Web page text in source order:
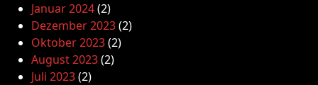
Januar 2024(2)
Dezember 2023(2)
Oktober 2023(2)
August 2023(2)
Juli 2023(2)